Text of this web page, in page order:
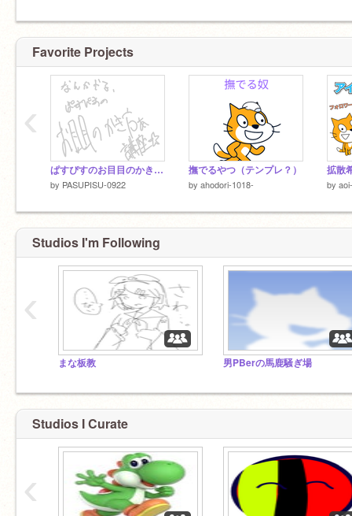
Favorite Projects
ぱすぴすのお目目のかき方ぁ講座☆
by PASUPISU-0922
撫でるやつ（テンプレ？）
by ahodori-1018- by
‹
Studios I'm Following
まな板教 男PBerの馬鹿騒ぎ場
‹
Studios I Curate
‹